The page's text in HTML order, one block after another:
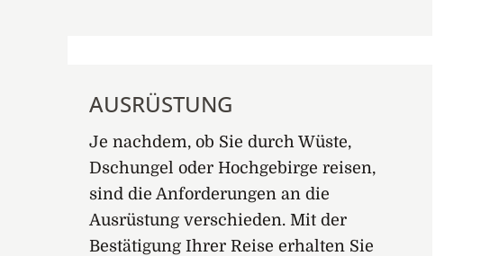
AUSRÜSTUNG
Je nachdem, ob Sie durch Wüste,
Dschungel oder Hochgebirge reisen,
sind die Anforderungen an die
Ausrüstung verschieden. Mit der
Bestätigung Ihrer Reise erhalten Sie